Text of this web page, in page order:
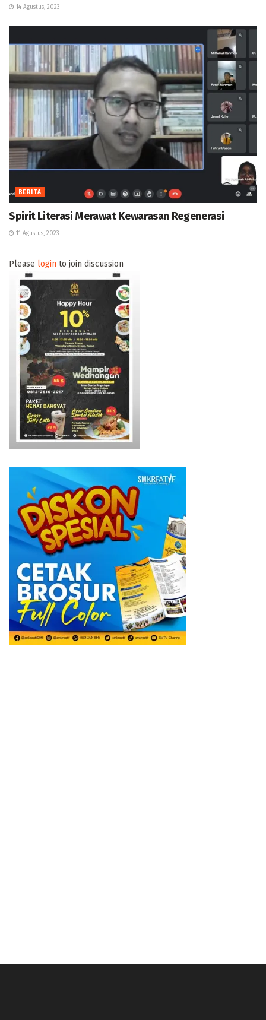
14 Agustus, 2023
BERITA
Spirit Literasi Merawat Kewarasan Regenerasi
11 Agustus, 2023
Please login to join discussion